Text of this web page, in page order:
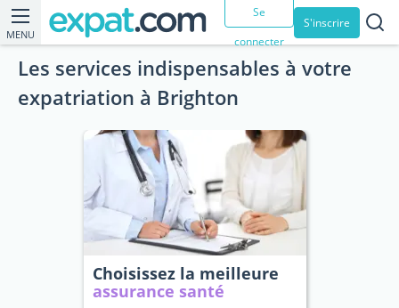
MENU
Se
connecter
S'inscrire
Les services indispensables à votre
expatriation à Brighton
Choisissez la meilleure
assurance santé